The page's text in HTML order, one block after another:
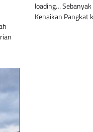
loading…
Kenaikan Pangkat